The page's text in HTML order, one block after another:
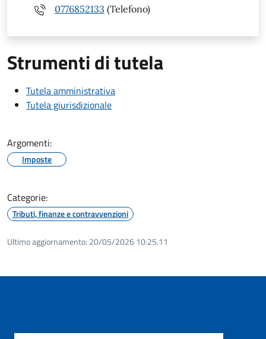
0776852133 (Telefono)
Strumenti di tutela
Tutela amministrativa
Tutela giurisdizionale
Argomenti:
Imposte
Categorie:
Tributi, finanze e contravvenzioni
Ultimo aggiornamento: 20/05/2026 10:25.11